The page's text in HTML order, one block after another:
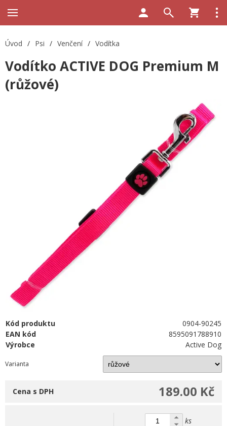
Úvod / Psi / Venčení / Vodítka
Vodítko ACTIVE DOG Premium M
(růžové)
Kód produktu
0904-90245
EAN kód
8595091788910
Výrobce
Active Dog
Varianta
189.00 Kč
Cena s DPH
ks